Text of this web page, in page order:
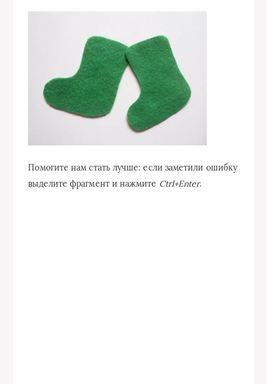
Помогите нам стать лучше: если заметили ошибку
выделите фрагмент и нажмите Ctrl+Enter.